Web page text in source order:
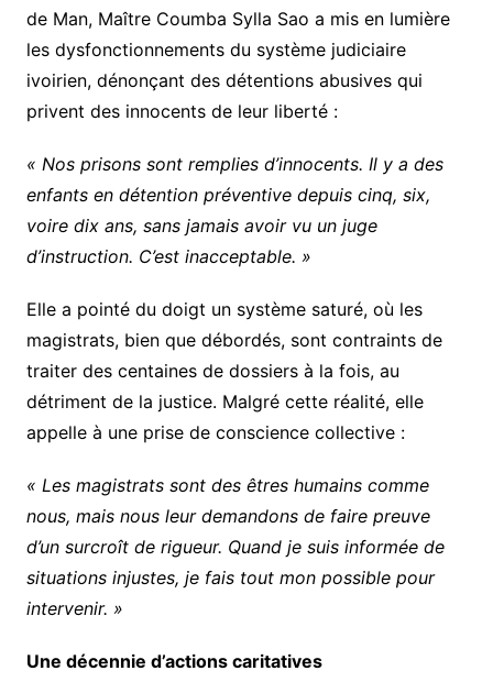
de Man, Maître Coumba Sylla Sao a mis en lumière
les dysfonctionnements du système judiciaire
ivoirien, dénonçant des détentions abusives qui
privent des innocents de leur liberté :
« Nos prisons sont remplies d’innocents. Il y a des
enfants en détention préventive depuis cinq, six,
voire dix ans, sans jamais avoir vu un juge
d’instruction. C’est inacceptable. »
Elle a pointé du doigt un système saturé, où les
magistrats, bien que débordés, sont contraints de
traiter des centaines de dossiers à la fois, au
détriment de la justice. Malgré cette réalité, elle
appelle à une prise de conscience collective :
« Les magistrats sont des êtres humains comme
nous, mais nous leur demandons de faire preuve
d’un surcroît de rigueur. Quand je suis informée de
situations injustes, je fais tout mon possible pour
intervenir. »
Une décennie d’actions caritatives